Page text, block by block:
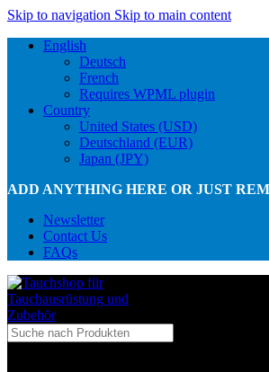
Skip to navigation Skip to main content
English
Deutsch
French
Requires WPML plugin
Country
United States (USD)
Deutschland (EUR)
Japan (JPY)
ADD ANYTHING HERE OR JUST
Newsletter
Contact Us
FAQs